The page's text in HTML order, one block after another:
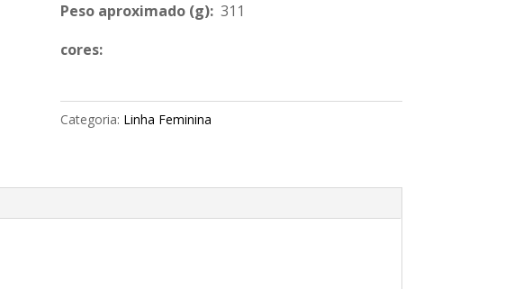
Peso aproximado(g): 311
cores:
Categoria: Linha Feminina